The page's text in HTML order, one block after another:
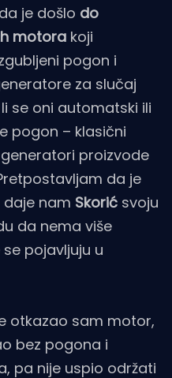
je došlo do
motora koji
pogon i
za slučaj
se oni automatski ili
pogon – klasični
proizvode
da je
nam Skorić svoju
da nema više
pojavljuju u
otkazao sam motor,
bez pogona i
pa nije uspio održati